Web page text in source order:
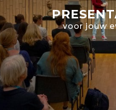
voor jouw